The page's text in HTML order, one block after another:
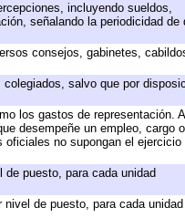
incluyendo sueldos,
señalando la periodicidad de
consejos, gabinetes,
salvo que por
los gastos de representación.
desempeñe un empleo, cargo o
no supongan el ejercicio
puesto, para cada unidad
de puesto, para cada unidad